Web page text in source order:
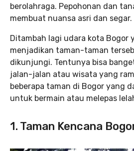
berolahraga. Pepohonan dan
membuat nuansa asri dan segar.
Ditambah lagi udara kota Bogor
menjadikan taman-taman
dikunjungi. Tentunya bisa
jalan-jalan atau wisata yang
beberapa taman di Bogor yang
untuk bermain atau melepas
1. Taman Kencana